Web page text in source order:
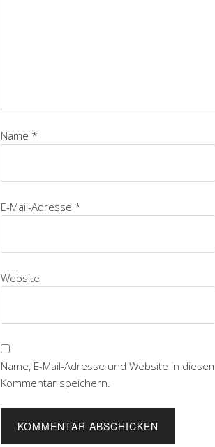
Name *
E-Mail-Adresse *
Website
Name, E-Mail-Adresse und Website in
Kommentar speichern.